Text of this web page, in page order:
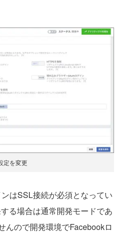
定を変更
はSSL接続が必須となってい
る場合は通常開発モードであ
んので開発環境でFacebookロ